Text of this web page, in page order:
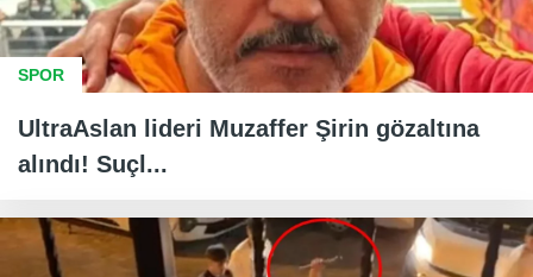
SPOR
UltraAslan lideri Muzaffer Şirin gözaltına
alındı! Suçl...